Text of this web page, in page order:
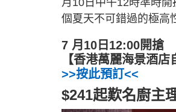
月10日中午12時準時
個夏天不可錯過的極高
7 月10日12:00開搶
【香港萬麗海景酒店
>>按此預訂<<
$241起歎名廚主